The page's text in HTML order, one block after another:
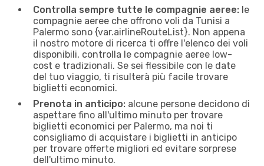
Controlla sempre tutte le compagnie aeree: le
compagnie aeree che offrono voli da Tunisi a
Palermo sono {​var.airlineRouteList}. Non appena
il nostro motore di ricerca ti offre l'elenco dei voli
disponibili, controlla le compagnie aeree low-
cost e tradizionali. Se sei flessibile con le date
del tuo viaggio, ti risulterà più facile trovare
biglietti economici.
Prenota in anticipo: alcune persone decidono di
aspettare fino all'ultimo minuto per trovare
biglietti economici per Palermo, ma noi ti
consigliamo di acquistare i biglietti in anticipo
per trovare offerte migliori ed evitare sorprese
dell'ultimo minuto.